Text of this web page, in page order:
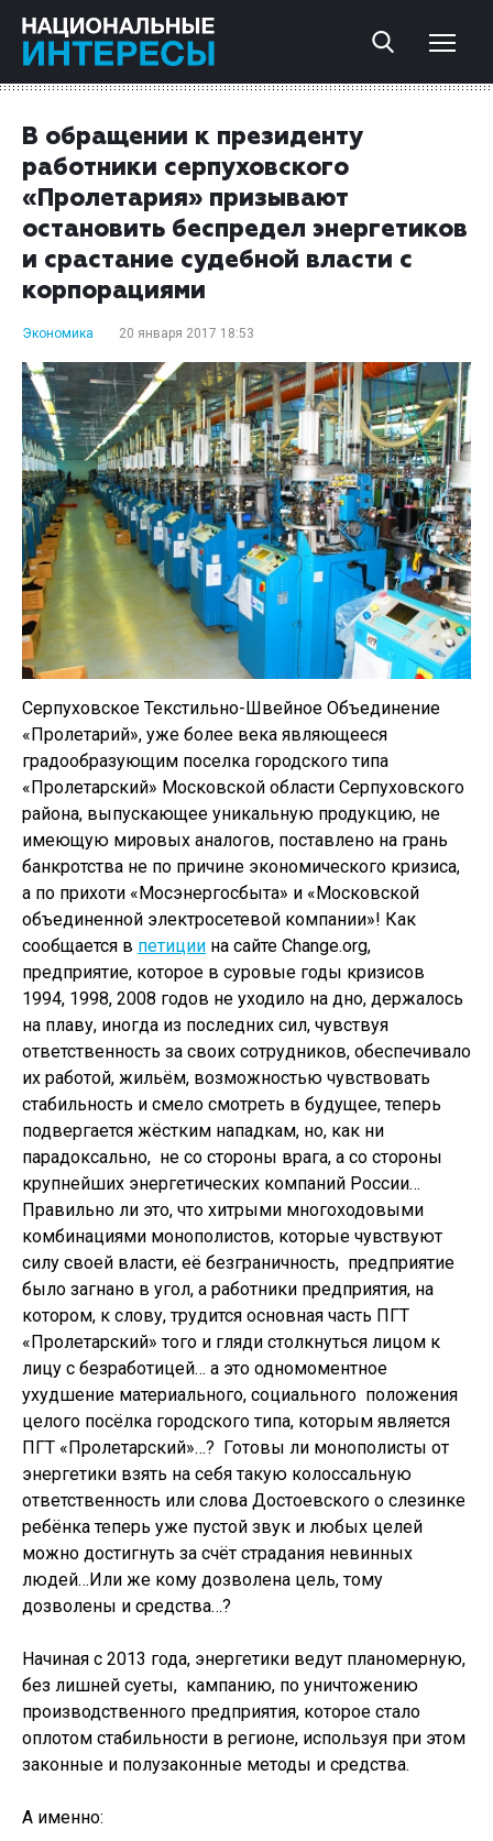
В обращении к президенту
работники серпуховского
«Пролетария» призывают
остановить беспредел энергетиков
и срастание судебной власти с
корпорациями
Экономика 20 января 2017 18:53
Серпуховское Текстильно-Швейное Объединение
«Пролетарий», уже более века являющееся
градообразующим поселка городского типа
«Пролетарский» Московской области Серпуховского
района, выпускающее уникальную продукцию, не
имеющую мировых аналогов, поставлено на грань
банкротства не по причине экономического кризиса,
а по прихоти «Мосэнергосбыта» и «Московской
объединенной электросетевой компании»! Как
сообщается в петиции на сайте Change.org,
предприятие, которое в суровые годы кризисов
1994, 1998, 2008 годов не уходило на дно, держалось
на плаву, иногда из последних сил, чувствуя
ответственность за своих сотрудников, обеспечивало
их работой, жильём, возможностью чувствовать
стабильность и смело смотреть в будущее, теперь
подвергается жёстким нападкам, но, как ни
парадоксально, не со стороны врага, а со стороны
крупнейших энергетических компаний России…
Правильно ли это, что хитрыми многоходовыми
комбинациями монополистов, которые чувствуют
силу своей власти, её безграничность, предприятие
было загнано в угол, а работники предприятия, на
котором, к слову, трудится основная часть ПГТ
«Пролетарский» того и гляди столкнуться лицом к
лицу с безработицей… а это одномоментное
ухудшение материального, социального положения
целого посёлка городского типа, которым является
ПГТ «Пролетарский»…? Готовы ли монополисты от
энергетики взять на себя такую колоссальную
ответственность или слова Достоевского о слезинке
ребёнка теперь уже пустой звук и любых целей
можно достигнуть за счёт страдания невинных
людей…Или же кому дозволена цель, тому
дозволены и средства…?
Начиная с 2013 года, энергетики ведут планомерную,
без лишней суеты, кампанию, по уничтожению
производственного предприятия, которое стало
оплотом стабильности в регионе, используя при этом
законные и полузаконные методы и средства.
А именно: